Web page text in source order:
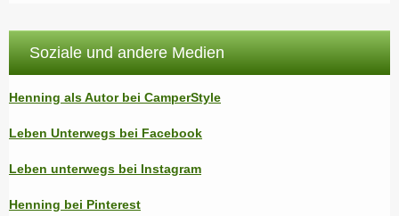
Soziale und andere Medien
Henning als Autor bei CamperStyle
Leben Unterwegs bei Facebook
Leben unterwegs bei Instagram
Henning bei Pinterest